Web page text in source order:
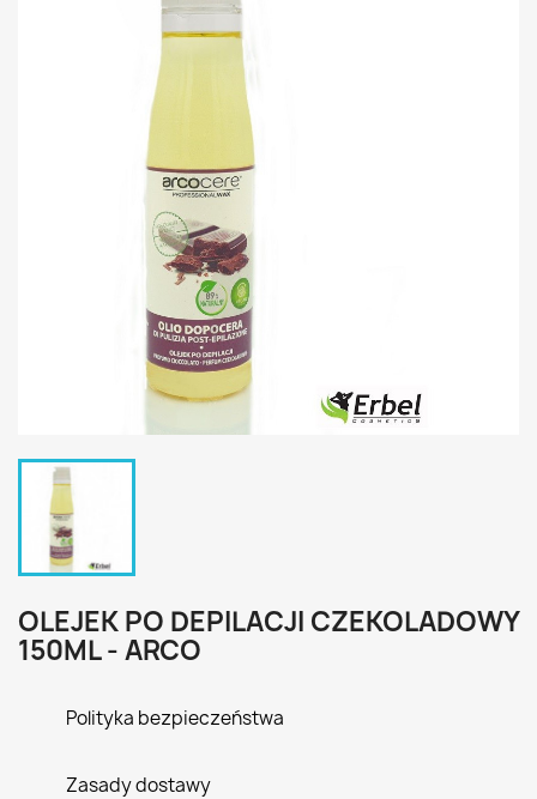
OLEJEK PO DEPILACJI CZEKOLADOWY
150ML - ARCO
Polityka bezpieczeństwa
Zasady dostawy